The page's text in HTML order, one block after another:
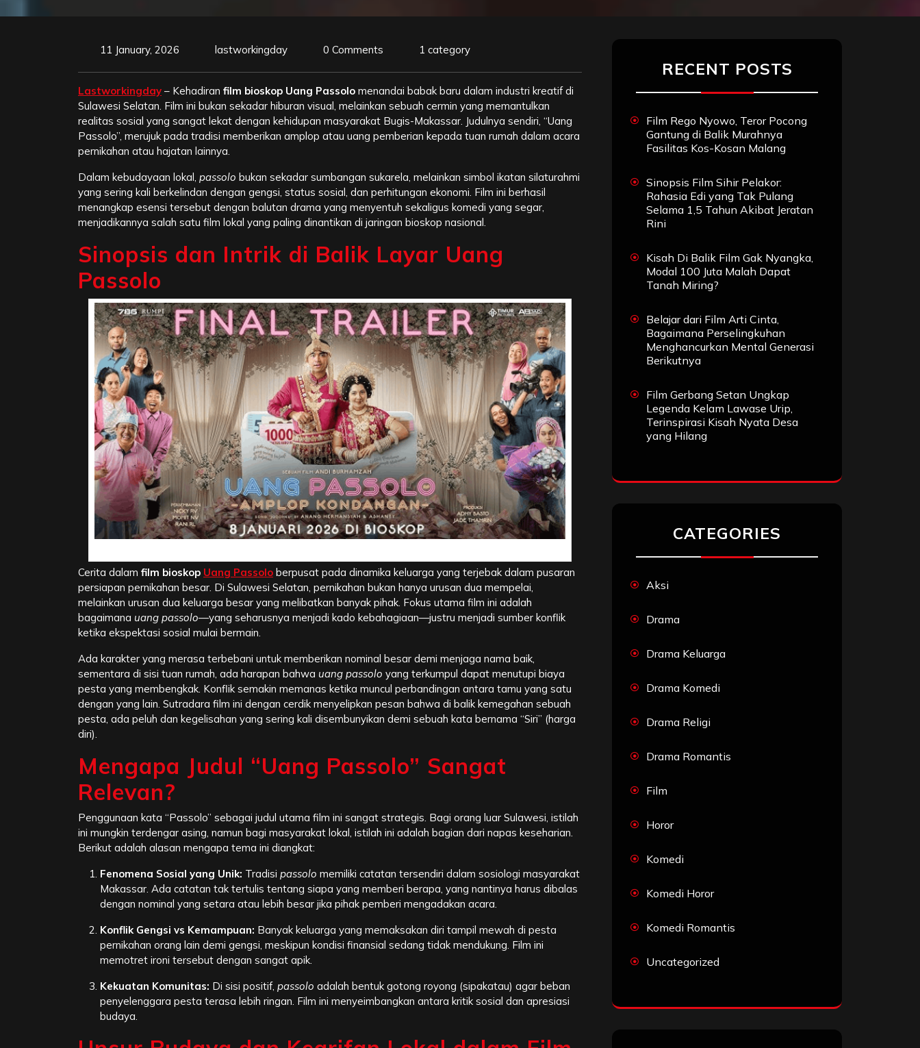
11 January, 2026 lastworkingday 0 Comments 1 category
Lastworkingday – Kehadiran film bioskop Uang Passolo menandai babak baru dalam industri kreatif di
Sulawesi Selatan. Film ini bukan sekadar hiburan visual, melainkan sebuah cermin yang memantulkan
realitas sosial yang sangat lekat dengan kehidupan masyarakat Bugis-Makassar. Judulnya sendiri, “Uang
Passolo”, merujuk pada tradisi memberikan amplop atau uang pemberian kepada tuan rumah dalam acara
pernikahan atau hajatan lainnya.
Dalam kebudayaan lokal, passolo bukan sekadar sumbangan sukarela, melainkan simbol ikatan silaturahmi
yang sering kali berkelindan dengan gengsi, status sosial, dan perhitungan ekonomi. Film ini berhasil
menangkap esensi tersebut dengan balutan drama yang menyentuh sekaligus komedi yang segar,
menjadikannya salah satu film lokal yang paling dinantikan di jaringan bioskop nasional.
Sinopsis dan Intrik di Balik Layar Uang
Passolo
Cerita dalam film bioskop Uang Passolo berpusat pada dinamika keluarga yang terjebak dalam pusaran
persiapan pernikahan besar. Di Sulawesi Selatan, pernikahan bukan hanya urusan dua mempelai,
melainkan urusan dua keluarga besar yang melibatkan banyak pihak. Fokus utama film ini adalah
bagaimana uang passolo—yang seharusnya menjadi kado kebahagiaan—justru menjadi sumber konflik
ketika ekspektasi sosial mulai bermain.
Ada karakter yang merasa terbebani untuk memberikan nominal besar demi menjaga nama baik,
sementara di sisi tuan rumah, ada harapan bahwa uang passolo yang terkumpul dapat menutupi biaya
pesta yang membengkak. Konflik semakin memanas ketika muncul perbandingan antara tamu yang satu
dengan yang lain. Sutradara film ini dengan cerdik menyelipkan pesan bahwa di balik kemegahan sebuah
pesta, ada peluh dan kegelisahan yang sering kali disembunyikan demi sebuah kata bernama “Siri” (harga
diri).
Mengapa Judul “Uang Passolo” Sangat
Relevan?
Penggunaan kata “Passolo” sebagai judul utama film ini sangat strategis. Bagi orang luar Sulawesi, istilah
ini mungkin terdengar asing, namun bagi masyarakat lokal, istilah ini adalah bagian dari napas keseharian.
Berikut adalah alasan mengapa tema ini diangkat:
Fenomena Sosial yang Unik: Tradisi passolo memiliki catatan tersendiri dalam sosiologi masyarakat
Makassar. Ada catatan tak tertulis tentang siapa yang memberi berapa, yang nantinya harus dibalas
dengan nominal yang setara atau lebih besar jika pihak pemberi mengadakan acara.
Konflik Gengsi vs Kemampuan: Banyak keluarga yang memaksakan diri tampil mewah di pesta
pernikahan orang lain demi gengsi, meskipun kondisi finansial sedang tidak mendukung. Film ini
memotret ironi tersebut dengan sangat apik.
Kekuatan Komunitas: Di sisi positif, passolo adalah bentuk gotong royong (sipakatau) agar beban
penyelenggara pesta terasa lebih ringan. Film ini menyeimbangkan antara kritik sosial dan apresiasi
budaya.
RECENT POSTS
Film Rego Nyowo, Teror Pocong
Gantung di Balik Murahnya
Fasilitas Kos-Kosan Malang
Sinopsis Film Sihir Pelakor:
Rahasia Edi yang Tak Pulang
Selama 1,5 Tahun Akibat Jeratan
Rini
Kisah Di Balik Film Gak Nyangka,
Modal 100 Juta Malah Dapat
Tanah Miring?
Belajar dari Film Arti Cinta,
Bagaimana Perselingkuhan
Menghancurkan Mental Generasi
Berikutnya
Film Gerbang Setan Ungkap
Legenda Kelam Lawase Urip,
Terinspirasi Kisah Nyata Desa
yang Hilang
CATEGORIES
Aksi
Drama
Drama Keluarga
Drama Komedi
Drama Religi
Drama Romantis
Film
Horor
Komedi
Komedi Horor
Komedi Romantis
Uncategorized